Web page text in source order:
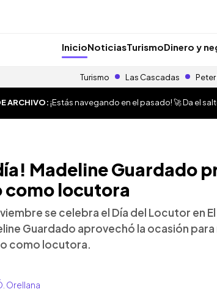
InicioNoticiasTurismoDinero y
Turismo Las Cascadas Peter
ARCHIVO:¡Estás navegando en el pasado! 🚀 Da el
Madeline Guardado
como locutora
se celebra el Día del Locutor en
Guardado aprovechó la ocasión
como locutora.
Orellana